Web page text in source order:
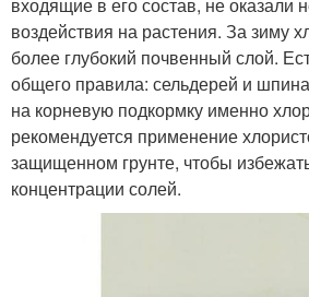
воздействия на растения. За зиму
более глубокий почвенный слой.
общего правила: сельдерей и
на корневую подкормку именно
рекомендуется применение
защищенном грунте, чтобы
концентрации солей.